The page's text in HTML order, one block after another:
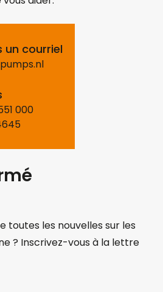
un courriel
000
toutes les nouvelles sur les
? Inscrivez-vous à la lettre